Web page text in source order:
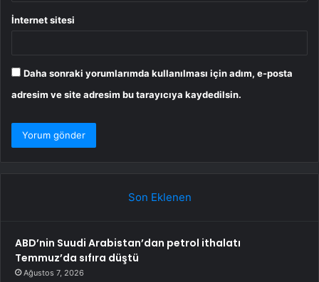
İnternet sitesi
Daha sonraki yorumlarımda kullanılması için adım, e-posta
adresim ve site adresim bu tarayıcıya kaydedilsin.
Son Eklenen
ABD’nin Suudi Arabistan’dan petrol ithalatı
Temmuz’da sıfıra düştü
Ağustos 7, 2026